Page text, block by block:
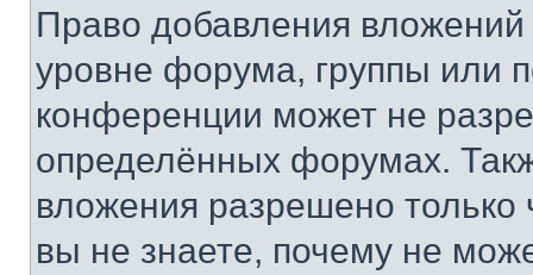
Право добавления
уровне форума, группы или
конференции может не
определённых форумах.
вложения разрешено
вы не знаете, почему не